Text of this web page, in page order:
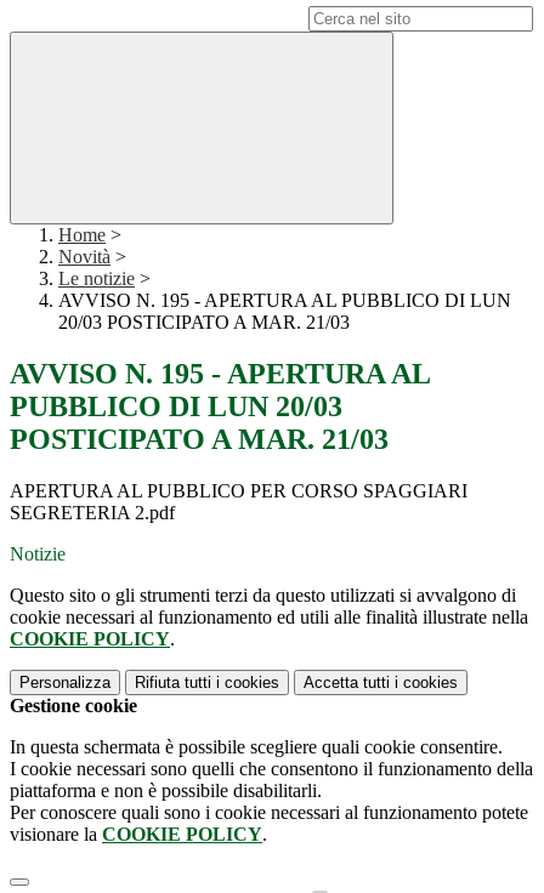
Home >
Novità >
Le notizie >
AVVISO N. 195 - APERTURA AL PUBBLICO DI LUN
20/03 POSTICIPATO A MAR. 21/03
AVVISO N. 195 - APERTURA AL
PUBBLICO DI LUN 20/03
POSTICIPATO A MAR. 21/03
APERTURA AL PUBBLICO PER CORSO SPAGGIARI
SEGRETERIA 2.pdf
Notizie
Questo sito o gli strumenti terzi da questo utilizzati si avvalgono di
cookie necessari al funzionamento ed utili alle finalità illustrate nella
COOKIE POLICY.
Personalizza Rifiuta tutti i cookies Accetta tutti i cookies
Gestione cookie
In questa schermata è possibile scegliere quali cookie consentire.
I cookie necessari sono quelli che consentono il funzionamento della
piattaforma e non è possibile disabilitarli.
Per conoscere quali sono i cookie necessari al funzionamento potete
visionare la COOKIE POLICY.